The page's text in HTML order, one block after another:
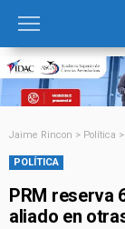
Jaime Rincon > Política >
POLÍTICA
PRM reserva
aliado en